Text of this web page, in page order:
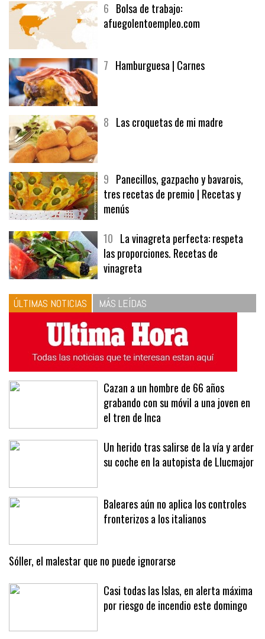
6 Bolsa de trabajo:
afuegolentoempleo.com
7 Hamburguesa | Carnes
8 Las croquetas de mi madre
9 Panecillos, gazpacho y bavarois,
tres recetas de premio | Recetas y
menús
10 La vinagreta perfecta: respeta
las proporciones. Recetas de
vinagreta
ÚLTIMAS NOTICIAS MÁS LEÍDAS
Cazan a un hombre de 66 años
grabando con su móvil a una joven en
el tren de Inca
Un herido tras salirse de la vía y arder
su coche en la autopista de Llucmajor
Baleares aún no aplica los controles
fronterizos a los italianos
Sóller, el malestar que no puede ignorarse
Casi todas las Islas, en alerta máxima
por riesgo de incendio este domingo